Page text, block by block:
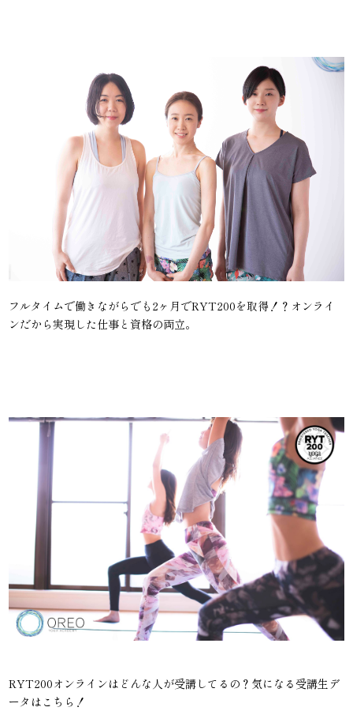
フルタイムで働きながらでも2ヶ月でRYT200を取得！？オンライ
ンだから実現した仕事と資格の両立。
RYT200オンラインはどんな人が受講してるの？気になる受講生デ
ータはこちら！